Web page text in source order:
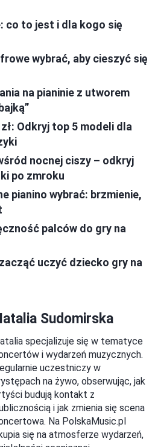
co to jest i dla kogo się
wybrać, aby cieszyć się
na pianinie z utworem
Odkryj top 5 modeli dla
nocnej ciszy – odkryj
po zmroku
pianino wybrać: brzmienie,
palców do gry na
uczyć dziecko gry na
Sudomirska
specjalizuje się w tematyce
i wydarzeń muzycznych.
uczestniczy w
na żywo, obserwując, jak
budują kontakt z
i jak zmienia się scena
Na PolskaMusic.pl
się na atmosferze wydarzeń,